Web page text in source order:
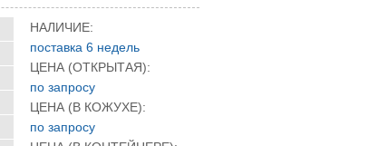
НАЛИЧИЕ:
поставка 6 недель
ЦЕНА (ОТКРЫТАЯ):
по запросу
ЦЕНА (В КОЖУХЕ):
по запросу